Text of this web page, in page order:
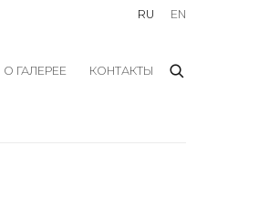
О ГАЛЕРЕЕ КОНТАКТЫ
RU EN